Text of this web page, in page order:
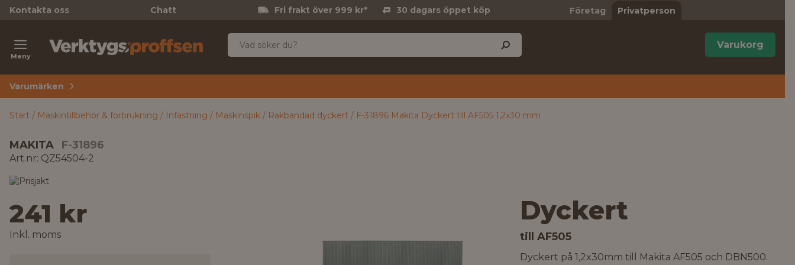
Kontakta oss Chatt Fri frakt över 999 kr* 30 dagars öppet köp Företag Privatperson
Meny
Varukorg
Varumärken
Start Maskintillbehör & förbrukning Infästning Maskinspik Rakbandad dyckert F-31896 Makita Dyckert till AF505 1,2x30 mm
MAKITA F-31896
Art.nr: QZ54504-2
241 kr
Inkl. moms
Dyckert
till AF505
Dyckert på 1,2x30mm till Makita AF505 och DBN500.